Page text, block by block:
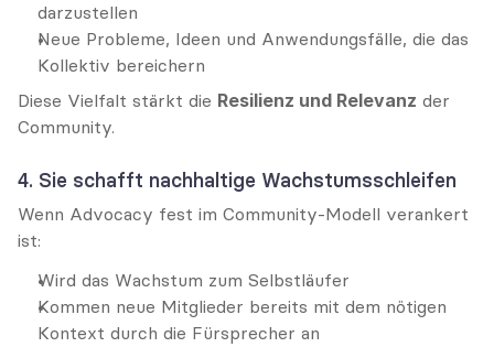
darzustellen
Neue Probleme, Ideen und Anwendungsfälle, die das
Kollektiv bereichern
Diese Vielfalt stärkt die Resilienz und Relevanz der
Community.
4. Sie schafft nachhaltige Wachstumsschleifen
Wenn Advocacy fest im Community-Modell verankert
ist:
Wird das Wachstum zum Selbstläufer
Kommen neue Mitglieder bereits mit dem nötigen
Kontext durch die Fürsprecher an